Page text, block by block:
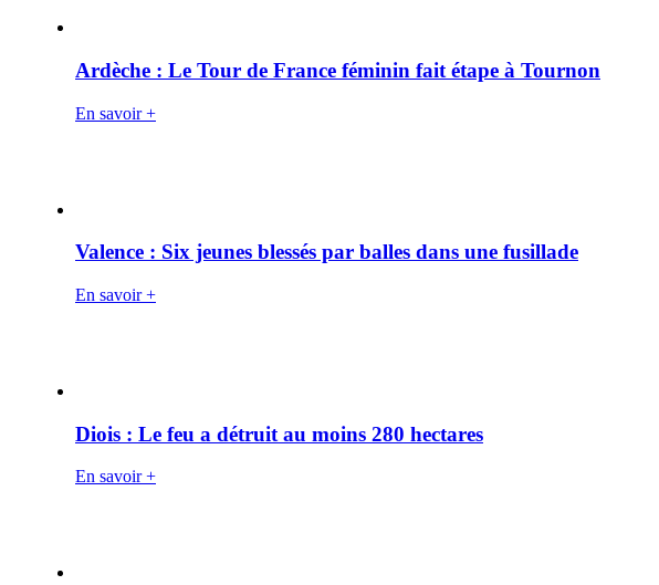
Ardèche : Le Tour de France féminin fait étape à Tournon
En savoir +
Valence : Six jeunes blessés par balles dans une fusillade
En savoir +
Diois : Le feu a détruit au moins 280 hectares
En savoir +